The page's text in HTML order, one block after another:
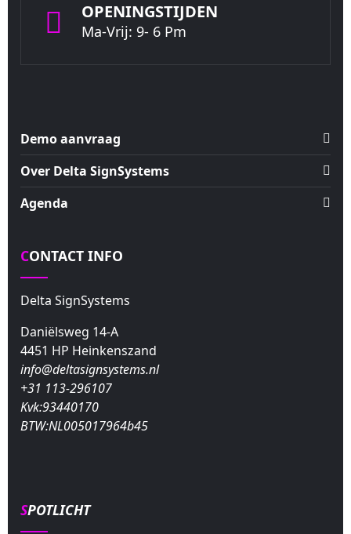
OPENINGSTIJDEN
Ma-Vrij: 9- 6 Pm
Demo aanvraag
Over Delta SignSystems
Agenda
CONTACT INFO
Delta SignSystems
Daniëlsweg 14-A
4451 HP Heinkenszand
info@deltasignsystems.nl
+31 113-296107
Kvk:93440170
BTW:NL005017964b45
SPOTLICHT